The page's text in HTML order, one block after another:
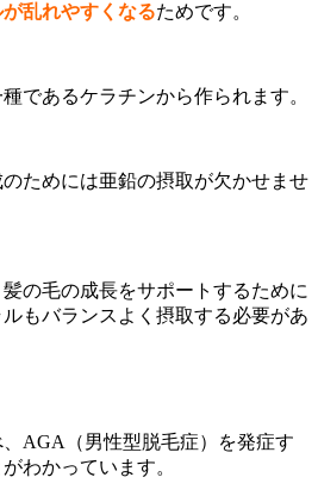
乱れやすくなるためです。
であるケラチンから作られます。
ためには亜鉛の摂取が欠かせませ
の毛の成長をサポートするために
もバランスよく摂取する必要があ
AGA（男性型脱毛症）を発症す
わかっています。